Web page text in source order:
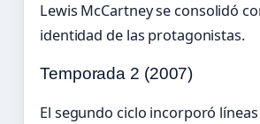
Lewis McCartney se consolidó
identidad de las protagonistas.
Temporada 2 (2007)
El segundo ciclo incorporó